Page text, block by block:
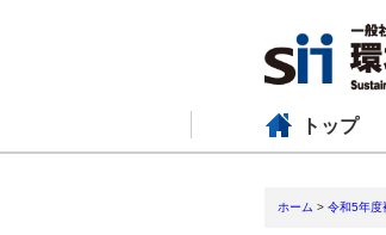
トップ
ホーム > 令和5年度